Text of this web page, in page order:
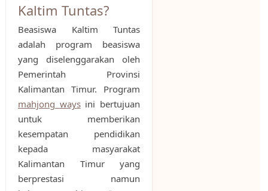
Kaltim Tuntas?
Beasiswa Kaltim Tuntas
adalah program beasiswa
yang diselenggarakan oleh
Pemerintah Provinsi
Kalimantan Timur. Program
mahjong waysini bertujuan
untuk memberikan
kesempatan pendidikan
kepada masyarakat
Kalimantan Timur yang
berprestasi namun